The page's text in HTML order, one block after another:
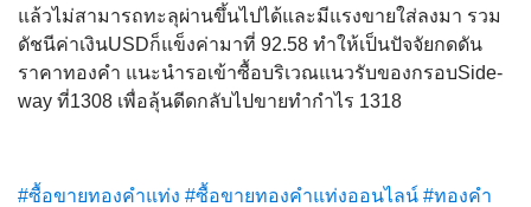
แล้วไม่สามารถทะลุผ่านขึ้นไปได้และมีแรงขายใส่ลงมา รวม
ดัชนีค่าเงินUSDก็แข็งค่ามาที่ 92.58 ทำให้เป็นปัจจัยกดดัน
ราคาทองคำ แนะนำรอเข้าซื้อบริเวณแนวรับของกรอบSide-
way ที่1308 เพื่อลุ้นดีดกลับไปขายทำกำไร 1318
#ซื้อขายทองคำแท่ง #ซื้อขายทองคำแท่งออนไลน์ #ทองคำ